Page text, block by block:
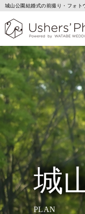
城山公園結婚式の前撮り・フォト
城
PLAN